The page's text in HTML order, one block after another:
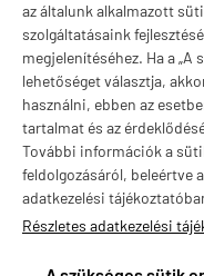
az általunk alkalmazott
szolgáltatásaink
megjelenítéséhez. Ha a „A
lehetőséget választja,
használni, ebben az
tartalmat és az
További információk a
feldolgozásáról, beleértve
adatkezelési
Részletes adatkezelési
vitaminstore.hu -